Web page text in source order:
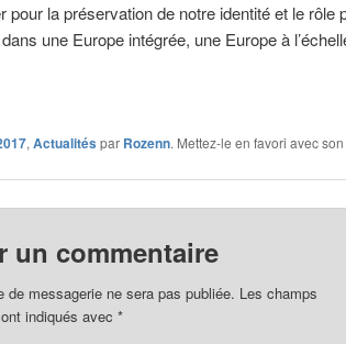
pour la préservation de notre identité et le rôle
une Europe intégrée, une Europe à
, Actualités par Rozenn. Mettez-le en favori avec son
un commentaire
de messagerie ne sera pas publiée. Les champs
indiqués avec *